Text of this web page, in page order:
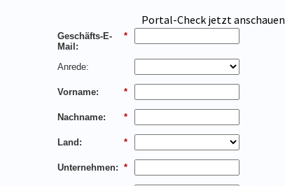
Portal-Check jetzt anschauen
*
Geschäfts-E-
Mail:
Anrede:
*
Vorname:
*
Nachname:
*
Land:
*
Unternehmen: